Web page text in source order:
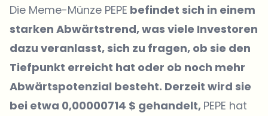
Die Meme-Münze PEPE befindet sich in einem
starken Abwärtstrend, was viele Investoren
dazu veranlasst, sich zu fragen, ob sie den
Tiefpunkt erreicht hat oder ob noch mehr
Abwärtspotenzial besteht. Derzeit wird sie
bei etwa 0,00000714 $ gehandelt, PEPE hat